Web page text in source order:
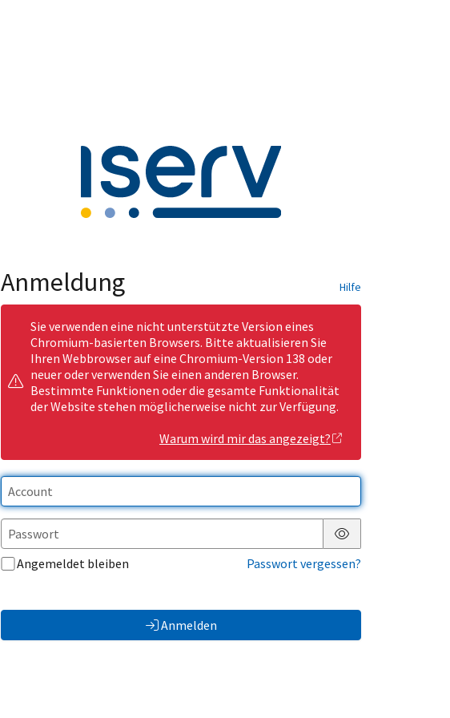
Anmeldung Hilfe
Sie verwenden eine nicht unterstützte Version eines
Chromium-basierten Browsers. Bitte aktualisieren Sie
Ihren Webbrowser auf eine Chromium-Version 138 oder
neuer oder verwenden Sie einen anderen Browser.
Bestimmte Funktionen oder die gesamte Funktionalität
der Website stehen möglicherweise nicht zur Verfügung.
Warum wird mir das angezeigt?
Passwort anzeigen
Angemeldet bleiben
Passwort vergessen?
Anmelden